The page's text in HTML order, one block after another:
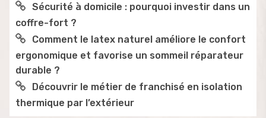
Sécurité à domicile : pourquoi investir dans un
coffre-fort ?
Comment le latex naturel améliore le confort
ergonomique et favorise un sommeil réparateur
durable ?
Découvrir le métier de franchisé en isolation
thermique par l’extérieur